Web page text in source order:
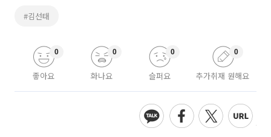
#김선태
좋아요
0
화나요
0
슬퍼요
0
추가취재 원해요
0